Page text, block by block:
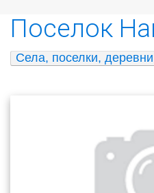
Поселок
Села, поселки, деревни